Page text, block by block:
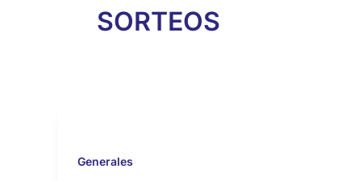
SORTEOS
Generales